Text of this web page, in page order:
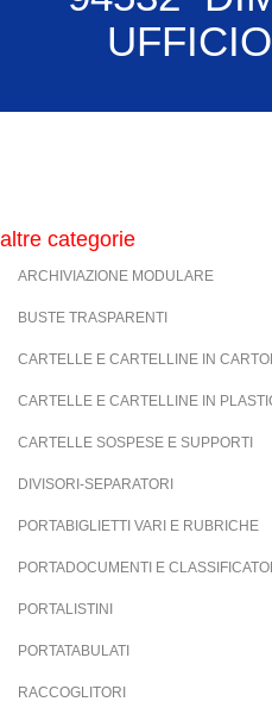
altre categorie
ARCHIVIAZIONE MODULARE
BUSTE TRASPARENTI
CARTELLE E CARTELLINE IN
CARTELLE E CARTELLINE IN
CARTELLE SOSPESE E SUPPORTI
DIVISORI-SEPARATORI
PORTABIGLIETTI VARI E RUBRICHE
PORTADOCUMENTI E
PORTALISTINI
PORTATABULATI
RACCOGLITORI